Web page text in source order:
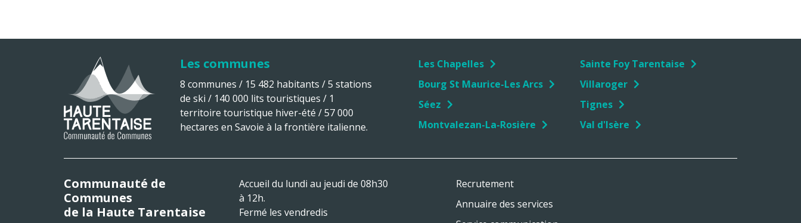
Les communes
8 communes / 15 482 habitants / 5 stations
de ski / 140 000 lits touristiques / 1
territoire touristique hiver-été / 57 000
hectares en Savoie à la frontière italienne.
Les Chapelles
Bourg St Maurice-Les Arcs
Séez
Montvalezan-La-Rosière
Sainte Foy Tarentaise
Villaroger
Tignes
Val d'Isère
Communauté de
Communes
de la Haute Tarentaise
Accueil du lundi au jeudi de 08h30
à 12h.
Fermé les vendredis
Recrutement
Annuaire des services